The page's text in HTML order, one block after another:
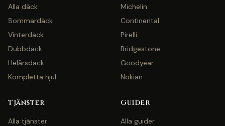
Alla däck
Sommardäck
Vinterdäck
Dubbdäck
Helårsdäck
Kompletta hjul
Michelin
Continental
Pirelli
Bridgestone
Goodyear
Nokian
Tjänster
Alla tjänster
Guider
Alla guider